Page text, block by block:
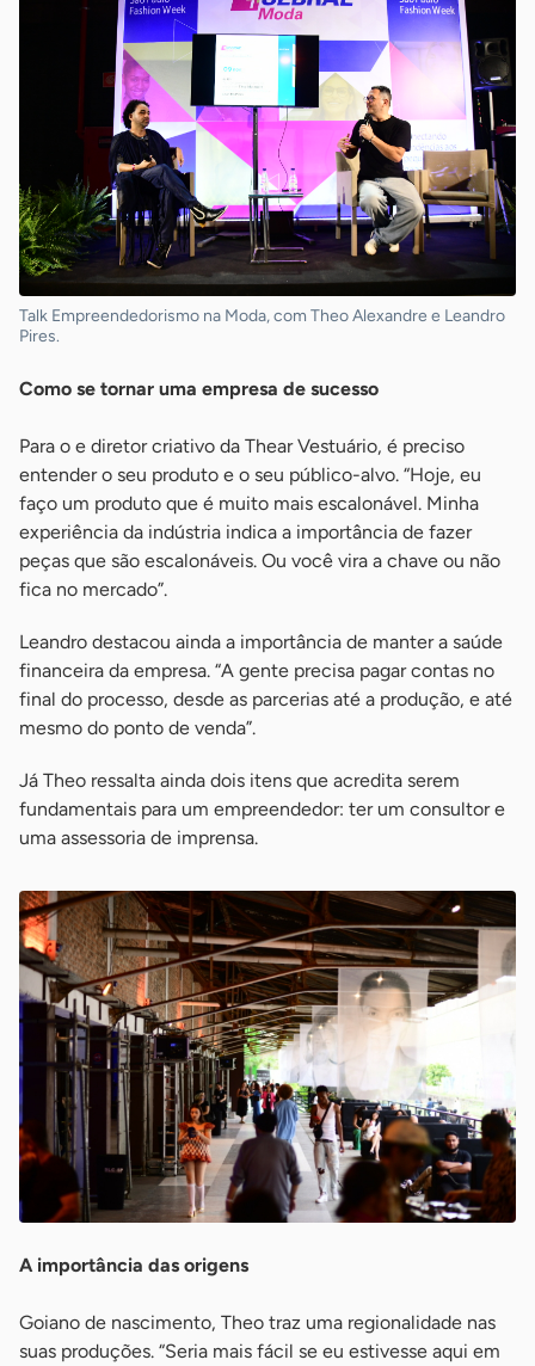
Talk Empreendedorismo na Moda, com Theo Alexandre e Leandro
Pires.
Como se tornar uma empresa de sucesso
Para o e diretor criativo da Thear Vestuário, é preciso
entender o seu produto e o seu público-alvo. “Hoje, eu
faço um produto que é muito mais escalonável. Minha
experiência da indústria indica a importância de fazer
peças que são escalonáveis. Ou você vira a chave ou não
fica no mercado”.
Leandro destacou ainda a importância de manter a saúde
financeira da empresa. “A gente precisa pagar contas no
final do processo, desde as parcerias até a produção, e até
mesmo do ponto de venda”.
Já Theo ressalta ainda dois itens que acredita serem
fundamentais para um empreendedor: ter um consultor e
uma assessoria de imprensa.
A importância das origens
Goiano de nascimento, Theo traz uma regionalidade nas
suas produções. “Seria mais fácil se eu estivesse aqui em